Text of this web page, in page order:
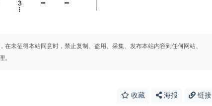
未征得本站同意时，禁止复制、盗用、采集、发布本站内容到任何网站、
。
收藏 海报 链接